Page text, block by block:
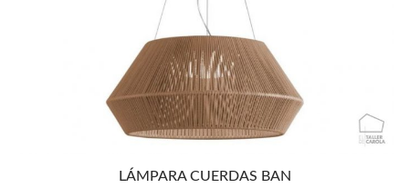
LÁMPARA CUERDAS BAN